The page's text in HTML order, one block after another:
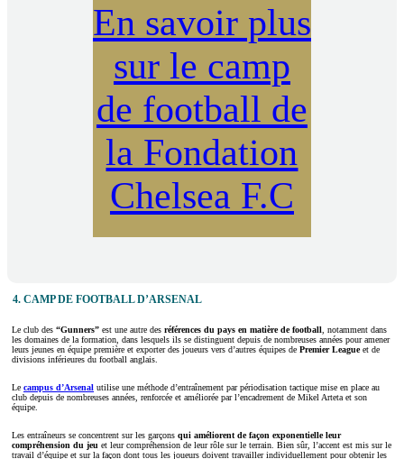
En savoir plus
sur le camp
de football de
la Fondation
Chelsea F.C
4. CAMP DE FOOTBALL D’ARSENAL
Le club des “Gunners” est une autre des références du pays en matière de football, notamment dans
les domaines de la formation, dans lesquels ils se distinguent depuis de nombreuses années pour amener
leurs jeunes en équipe première et exporter des joueurs vers d’autres équipes de Premier Leagueet de
divisions inférieures du football anglais.
Le campus d’Arsenal utilise une méthode d’entraînement par périodisation tactique mise en place au
club depuis de nombreuses années, renforcée et améliorée par l’encadrement de Mikel Arteta et son
équipe.
Les entraîneurs se concentrent sur les garçons qui améliorent de façon exponentielle leur
compréhension du jeu et leur compréhension de leur rôle sur le terrain. Bien sûr, l’accent est mis sur le
travail d’équipe et sur la façon dont tous les joueurs doivent travailler individuellement pour obtenir les